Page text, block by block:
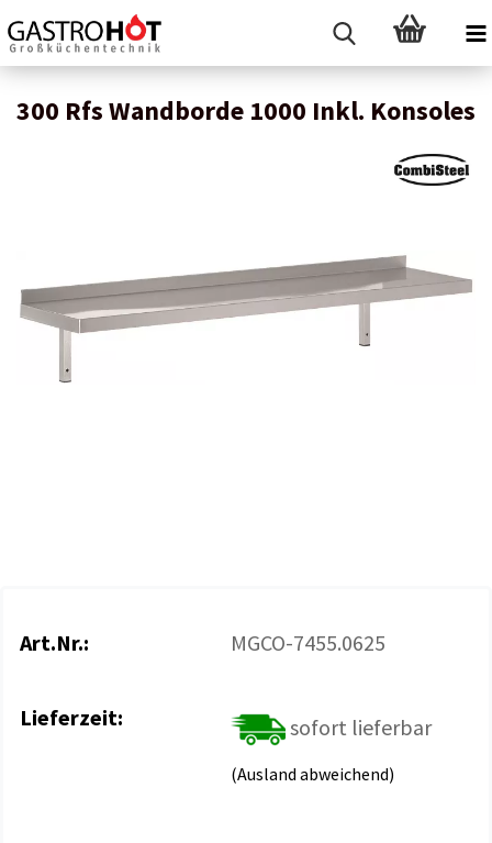
300 Rfs Wandborde 1000 Inkl. Konsoles
Art.Nr.: MGCO-7455.0625
Lieferzeit: sofort lieferbar
(Ausland abweichend)